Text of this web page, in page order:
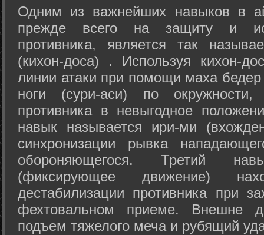
Одним из важнейших навыков в
прежде всего на защиту и
противника, является так
(кихон-доса) . Используя кихон-
линии атаки при помощи маха
ноги (сури-аси) по
противника в невыгодное
навык называется ири-ми
синхронизации рывка
обороняющегося. Третий
(фиксирующее движение)
дестабилизации противника при
фехтовальном приеме. Внешне
подъем тяжелого меча и рубящий